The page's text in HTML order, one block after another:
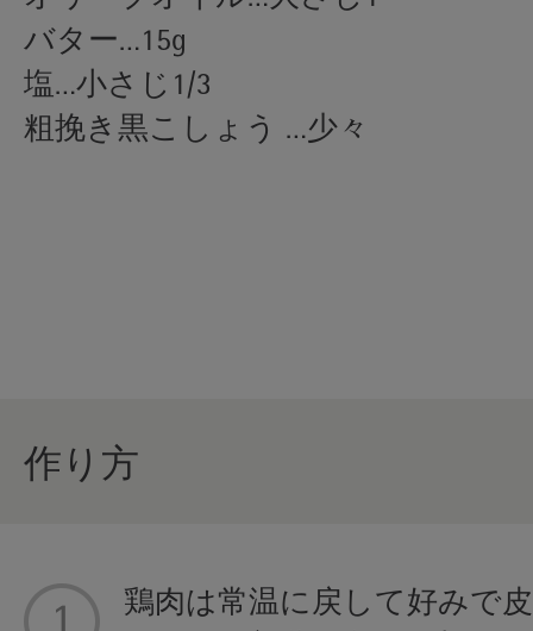
バター…15g
塩…小さじ1/3
粗挽き黒こしょう …少々
作り方
鶏肉は常温に戻して好みで